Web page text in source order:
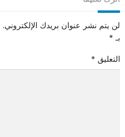
لن يتم نشر عنوان بريدك الإلكتروني.
بـ *
التعليق *